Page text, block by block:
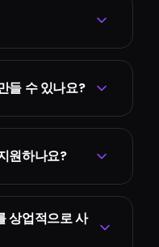
들 수 있나요?
원하나요?
상업적으로 사